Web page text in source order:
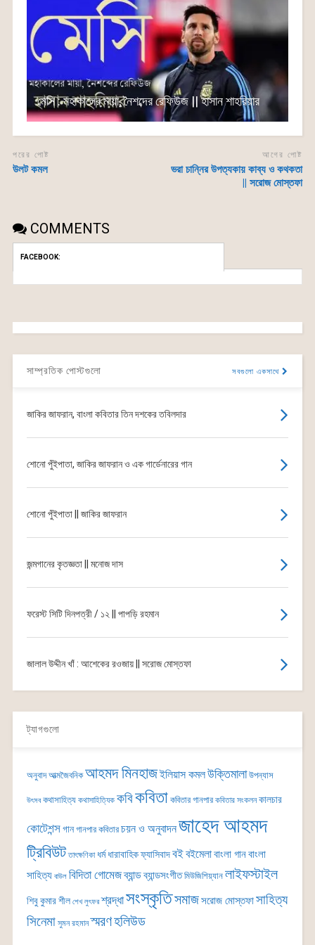
মেসি : মহাকালের মায়া, নৈশব্দের রেফিউজ || হাসান শাহরিয়ার
পরের পোষ্ট
উলট কমল
আগের পোষ্ট
ভরা চান্নির উপত্যকায় কাব্য ও কথকতা
|| সরোজ মোস্তফা
COMMENTS
FACEBOOK:
সাম্প্রতিক পোস্টগুলো সবগুলো একসাথে
জাকির জাফরান, বাংলা কবিতার তিন দশকের তবিলদার
শোনো পুঁইপাতা, জাকির জাফরান ও এক গার্ডেনারের গান
শোনো পুঁইপাতা || জাকির জাফরান
জন্মগানের কৃতজ্ঞতা || মনোজ দাস
ফরেস্ট সিটি দিনপত্রী / ১২ || পাপড়ি রহমান
জালাল উদ্দীন খাঁ : আশেকের রওজায় || সরোজ মোস্তফা
ট্যাগগুলো
অনুবাদ আত্মজৈবনিক আহমদ মিনহাজইলিয়াস কমলউক্তিমালা উপন্যাস
উৎসব কথাসাহিত্য কথাসাহিত্যিক কবিকবিতা কবিতার গানপার কবিতার সংকলন কালচার
কোটেশন্সগান গানপার কবিতার চয়ন ও অনুবাদনজাহেদ আহমদ
ট্রিবিউট তাৎক্ষণিকা ধর্ম ধারাবাহিকফ্যাসিবাদবইবইমেলাবাংলা গানবাংলা
সাহিত্য বাউল বিদিতা গোমেজব্যান্ডব্যান্ডসংগীত মিউজিশিয়্যান লাইফস্টাইল
শিবু কুমার শীল শেখ লুৎফর শ্রদ্ধাসংস্কৃতিসমাজসরোজ মোস্তফাসাহিত্য
সিনেমা সুমন রহমান স্মরণহলিউড